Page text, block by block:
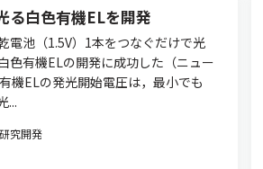
る白色有機ELを開発
電池（1.5V）1本をつなぐだけで光
色有機ELの開発に成功した（ニュー
機ELの発光開始電圧は，最小でも
...
究開発